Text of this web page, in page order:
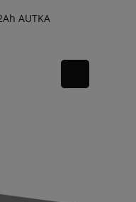
AUTKA